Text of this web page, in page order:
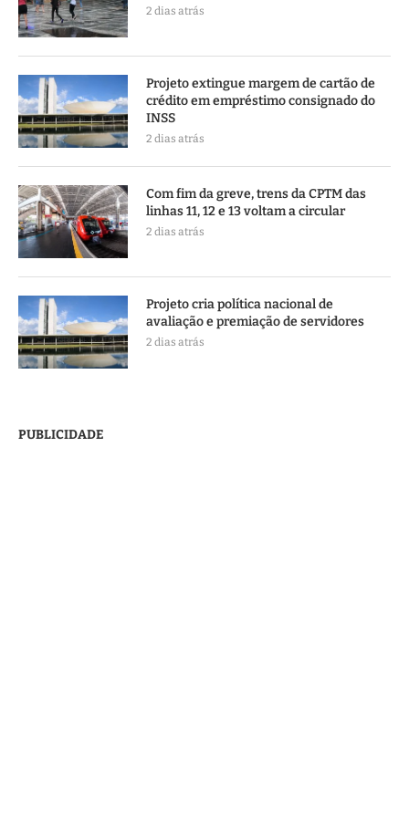
2 dias atrás
Projeto extingue margem de cartão de
crédito em empréstimo consignado do
INSS
2 dias atrás
Com fim da greve, trens da CPTM das
linhas 11, 12 e 13 voltam a circular
2 dias atrás
Projeto cria política nacional de
avaliação e premiação de servidores
2 dias atrás
PUBLICIDADE